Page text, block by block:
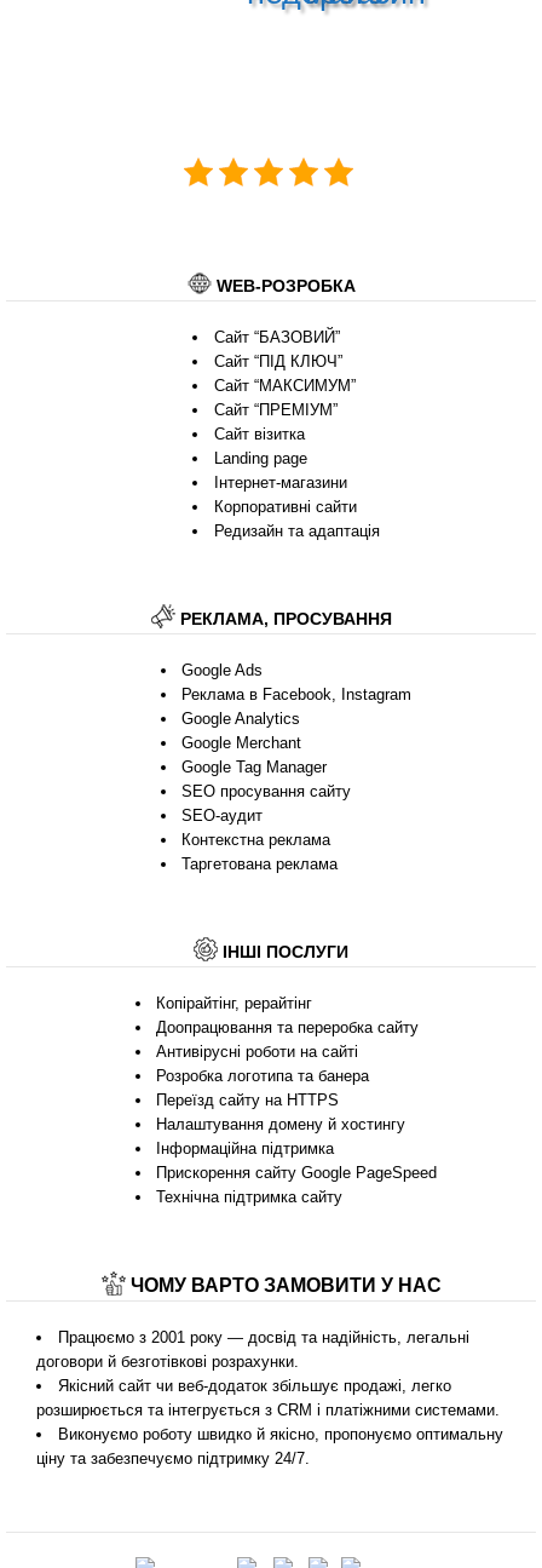
WEB-РОЗРОБКА
Сайт “БАЗОВИЙ”
Сайт “ПІД КЛЮЧ”
Сайт “МАКСИМУМ”
Сайт “ПРЕМІУМ”
Сайт візитка
Landing page
Інтернет-магазини
Корпоративні сайти
Редизайн та адаптація
РЕКЛАМА, ПРОСУВАННЯ
Google Ads
Реклама в Facebook, Instagram
Google Analytics
Google Merchant
Google Tag Manager
SEO просування сайту
SEO-аудит
Контекстна реклама
Таргетована реклама
ІНШІ ПОСЛУГИ
Копірайтінг, рерайтінг
Доопрацювання та переробка сайту
Антивірусні роботи на сайті
Розробка логотипа та банера
Переїзд сайту на HTTPS
Налаштування домену й хостингу
Інформаційна підтримка
Прискорення сайту Google PageSpeed
Технічна підтримка сайту
ЧОМУ ВАРТО ЗАМОВИТИ У НАС
Працюємо з 2001 року — досвід та надійність, легальні
договори й безготівкові розрахунки.
Якісний сайт чи веб-додаток збільшує продажі, легко
розширюється та інтегрується з CRM і платіжними системами.
Виконуємо роботу швидко й якісно, пропонуємо оптимальну
ціну та забезпечуємо підтримку 24/7.